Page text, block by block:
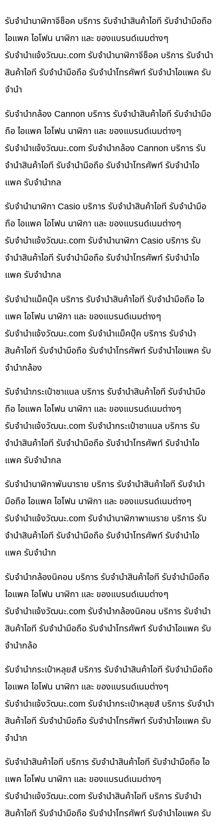
รับจำนำนาฬิกาจีช็อค บริการ รับจำนำสินค้าไอที รับจำนำมือถือ
ไอแพค ไอโฟน นาฬิกา และ ของแบรนด์เนมต่างๆ
รับจํานําแจ้งวัฒนะ.com รับจำนำนาฬิกาจีช็อค บริการ รับจำนำ
สินค้าไอที รับจำนำมือถือ รับจำนำโทรศัพท์ รับจำนำไอแพค รับ
จำนำ
รับจำนำกล้อง Cannon บริการ รับจำนำสินค้าไอที รับจำนำมือ
ถือ ไอแพค ไอโฟน นาฬิกา และ ของแบรนด์เนมต่างๆ
รับจํานําแจ้งวัฒนะ.com รับจำนำกล้อง Cannon บริการ รับ
จำนำสินค้าไอที รับจำนำมือถือ รับจำนำโทรศัพท์ รับจำนำไอ
แพค รับจำนำกล
รับจำนำนาฬิกา Casio บริการ รับจำนำสินค้าไอที รับจำนำมือ
ถือ ไอแพค ไอโฟน นาฬิกา และ ของแบรนด์เนมต่างๆ
รับจํานําแจ้งวัฒนะ.com รับจำนำนาฬิกา Casio บริการ รับ
จำนำสินค้าไอที รับจำนำมือถือ รับจำนำโทรศัพท์ รับจำนำไอ
แพค รับจำนำกล
รับจำนำแม็คบุ๊ค บริการ รับจำนำสินค้าไอที รับจำนำมือถือ ไอ
แพค ไอโฟน นาฬิกา และ ของแบรนด์เนมต่างๆ
รับจํานําแจ้งวัฒนะ.com รับจำนำแม็คบุ๊ค บริการ รับจำนำ
สินค้าไอที รับจำนำมือถือ รับจำนำโทรศัพท์ รับจำนำไอแพค รับ
จำนำกล้อง
รับจำนำกระเป๋าชาแนล บริการ รับจำนำสินค้าไอที รับจำนำมือ
ถือ ไอแพค ไอโฟน นาฬิกา และ ของแบรนด์เนมต่างๆ
รับจํานําแจ้งวัฒนะ.com รับจำนำกระเป๋าชาแนล บริการ รับ
จำนำสินค้าไอที รับจำนำมือถือ รับจำนำโทรศัพท์ รับจำนำไอ
แพค รับจำนำกล
รับจำนำนาฬิกาพันนาราย บริการ รับจำนำสินค้าไอที รับจำนำ
มือถือ ไอแพค ไอโฟน นาฬิกา และ ของแบรนด์เนมต่างๆ
รับจํานําแจ้งวัฒนะ.com รับจำนำนาฬิกาพาเนราย บริการ รับ
จำนำสินค้าไอที รับจำนำมือถือ รับจำนำโทรศัพท์ รับจำนำไอ
แพค รับจำนำก
รับจำนำกล้องนิคอน บริการ รับจำนำสินค้าไอที รับจำนำมือถือ
ไอแพค ไอโฟน นาฬิกา และ ของแบรนด์เนมต่างๆ
รับจํานําแจ้งวัฒนะ.com รับจำนำกล้องนิคอน บริการ รับจำนำ
สินค้าไอที รับจำนำมือถือ รับจำนำโทรศัพท์ รับจำนำไอแพค รับ
จำนำกล้อ
รับจำนำกระเป๋าหลุยส์ บริการ รับจำนำสินค้าไอที รับจำนำมือถือ
ไอแพค ไอโฟน นาฬิกา และ ของแบรนด์เนมต่างๆ
รับจํานําแจ้งวัฒนะ.com รับจำนำกระเป๋าหลุยส์ บริการ รับจำนำ
สินค้าไอที รับจำนำมือถือ รับจำนำโทรศัพท์ รับจำนำไอแพค รับ
จำนำก
รับจำนำสินค้าไอที บริการ รับจำนำสินค้าไอที รับจำนำมือถือ ไอ
แพค ไอโฟน นาฬิกา และ ของแบรนด์เนมต่างๆ
รับจํานําแจ้งวัฒนะ.com รับจำนำสินค้าไอที บริการ รับจำนำ
สินค้าไอที รับจำนำมือถือ รับจำนำโทรศัพท์ รับจำนำไอแพค รับ